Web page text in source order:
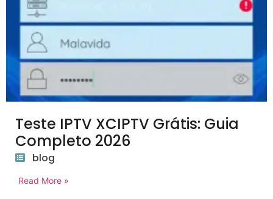
Teste IPTV XCIPTV Grátis: Guia
Completo 2026
blog
Read More »